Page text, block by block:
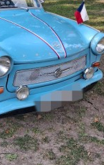
|RSS